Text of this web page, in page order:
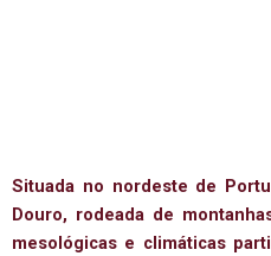
Situada no nordeste de
Douro, rodeada de
mesológicas e climáticas